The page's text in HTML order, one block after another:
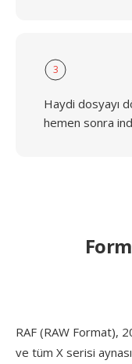
3
Haydi dosyayı
hemen sonra
RAF (RAW Format),
ve tüm X serisi